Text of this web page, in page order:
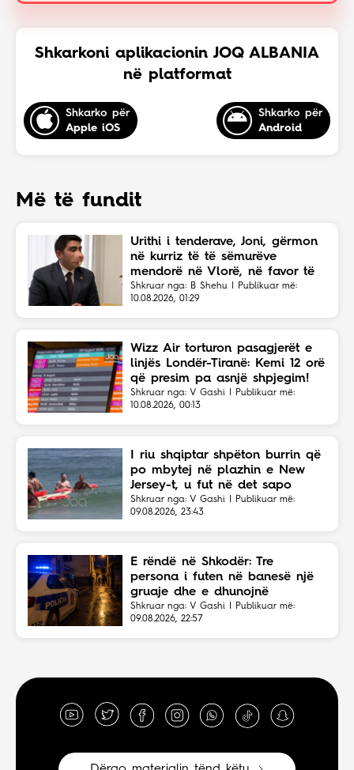
Shkarkoni aplikacionin JOQ ALBANIA
në platformat
Shkarko për
Apple iOS
Shkarko për
Android
Më të fundit
Urithi i tenderave, Joni, gërmon
në kurriz të të sëmurëve
mendorë në Vlorë, në favor të
Eriola Likajt të “Clean Fast”.
Shkruar nga: B Shehu | Publikuar më:
10.08.2026, 01:29
Wizz Air torturon pasagjerët e
linjës Londër-Tiranë: Kemi 12 orë
që presim pa asnjë shpjegim!
Shkruar nga: V Gashi | Publikuar më:
10.08.2026, 00:13
I riu shqiptar shpëton burrin që
po mbytej në plazhin e New
Jersey-t, u fut në det sapo
dëgjoi thirrjet për ndihmë
Shkruar nga: V Gashi | Publikuar më:
09.08.2026, 23:43
E rëndë në Shkodër: Tre
persona i futen në banesë një
gruaje dhe e dhunojnë
Shkruar nga: V Gashi | Publikuar më:
09.08.2026, 22:57